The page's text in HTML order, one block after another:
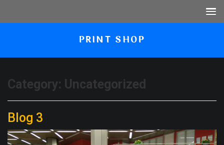
PRINT SHOP
Category: Uncategorized
Blog 3